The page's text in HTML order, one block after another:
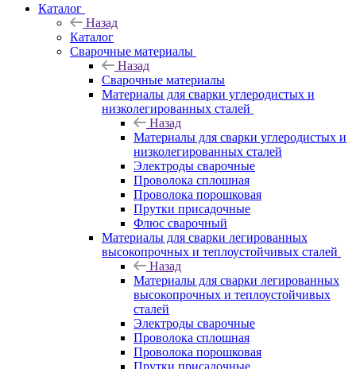
Каталог
Назад
Каталог
Сварочные материалы
Назад
Сварочные материалы
Материалы для сварки углеродистых и
низколегированных сталей
Назад
Материалы для сварки углеродистых и
низколегированных сталей
Электроды сварочные
Проволока сплошная
Проволока порошковая
Прутки присадочные
Флюс сварочный
Материалы для сварки легированных
высокопрочных и теплоустойчивых сталей
Назад
Материалы для сварки легированных
высокопрочных и теплоустойчивых
сталей
Электроды сварочные
Проволока сплошная
Проволока порошковая
Прутки присадочные